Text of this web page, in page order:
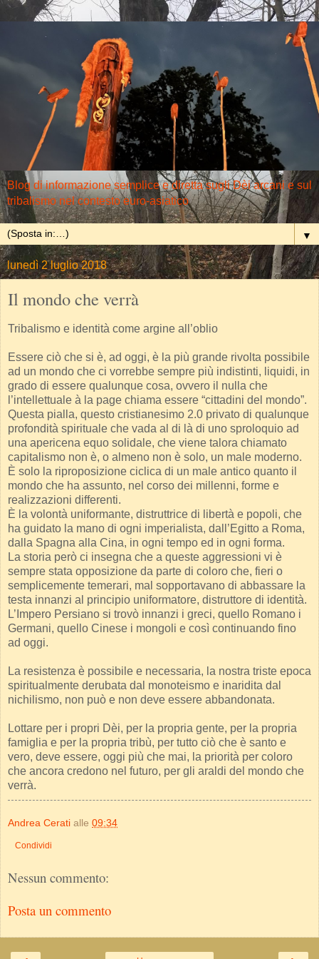
Blog di informazione semplice e diretta sugli Dèi arcani e sul
tribalismo nel contesto euro-asiatico
▼
lunedì 2 luglio 2018
Il mondo che verrà
Tribalismo e identità come argine all’oblio
Essere ciò che si è, ad oggi, è la più grande rivolta possibile
ad un mondo che ci vorrebbe sempre più indistinti, liquidi, in
grado di essere qualunque cosa, ovvero il nulla che
l’intellettuale à la page chiama essere “cittadini del mondo”.
Questa pialla, questo cristianesimo 2.0 privato di qualunque
profondità spirituale che vada al di là di uno sproloquio ad
una apericena equo solidale, che viene talora chiamato
capitalismo non è, o almeno non è solo, un male moderno.
È solo la riproposizione ciclica di un male antico quanto il
mondo che ha assunto, nel corso dei millenni, forme e
realizzazioni differenti.
È la volontà uniformante, distruttrice di libertà e popoli, che
ha guidato la mano di ogni imperialista, dall’Egitto a Roma,
dalla Spagna alla Cina, in ogni tempo ed in ogni forma.
La storia però ci insegna che a queste aggressioni vi è
sempre stata opposizione da parte di coloro che, fieri o
semplicemente temerari, mal sopportavano di abbassare la
testa innanzi al principio uniformatore, distruttore di identità.
L’Impero Persiano si trovò innanzi i greci, quello Romano i
Germani, quello Cinese i mongoli e così continuando fino
ad oggi.
La resistenza è possibile e necessaria, la nostra triste epoca
spiritualmente derubata dal monoteismo e inaridita dal
nichilismo, non può e non deve essere abbandonata.
Lottare per i propri Dèi, per la propria gente, per la propria
famiglia e per la propria tribù, per tutto ciò che è santo e
vero, deve essere, oggi più che mai, la priorità per coloro
che ancora credono nel futuro, per gli araldi del mondo che
verrà.
Andrea Cerati alle 09:34
Condividi
Nessun commento:
Posta un commento